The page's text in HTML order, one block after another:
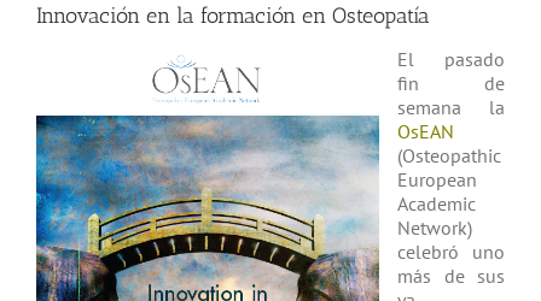
Innovación en la formación en Osteopatía
El pasado
fin de
semana la
OsEAN
(Osteopathic
European
Academic
Network)
celebró uno
más de sus